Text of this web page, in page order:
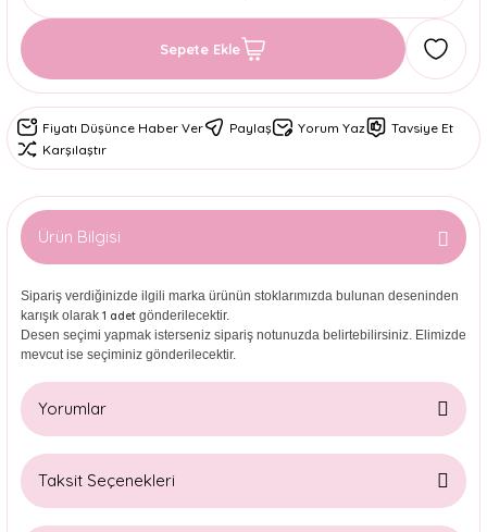
Sepete Ekle
Fiyatı Düşünce Haber Ver Paylaş Yorum Yaz
Tavsiye Et
Karşılaştır
Ürün Bilgisi
Sipariş verdiğinizde ilgili marka ürünün stoklarımızda bulunan deseninden
karışık olarak 1 adet gönderilecektir.
Desen seçimi yapmak isterseniz sipariş notunuzda belirtebilirsiniz. Elimizde
mevcut ise seçiminiz gönderilecektir.
Yorumlar
Taksit Seçenekleri